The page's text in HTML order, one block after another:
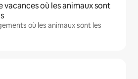
vacances où les animaux sont
où les animaux sont les